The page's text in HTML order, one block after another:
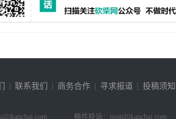
| 联系我们 | 商务合作 | 寻求报道 | 投稿须知
稿件投诉：post@ikanchai.com